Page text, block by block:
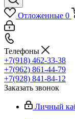
Отложенные 0
Телефоны
+7(918) 462-33-38
+7(962) 861-44-79
+7(928) 841-84-12
Заказать звонок
Личный